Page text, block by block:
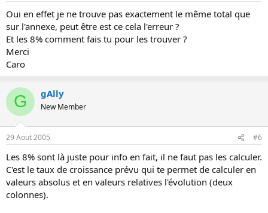
Oui en effet je ne trouve pas exactement le même total que
sur l'annexe, peut être est ce cela l'erreur ?
Et les 8% comment fais tu pour les trouver ?
Merci
Caro
G gAlly
New Member
29 Aout 2005 #6
Les 8% sont là juste pour info en fait, il ne faut pas les calculer.
C'est le taux de croissance prévu qui te permet de calculer en
valeurs absolus et en valeurs relatives l'évolution (deux
colonnes).